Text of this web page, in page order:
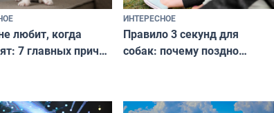
любит, когда
7 главных причин
питомцу
ИНТЕРЕСНОЕ
Правило 3 секунд для
собак: почему поздно
питомцу всё сразу и без